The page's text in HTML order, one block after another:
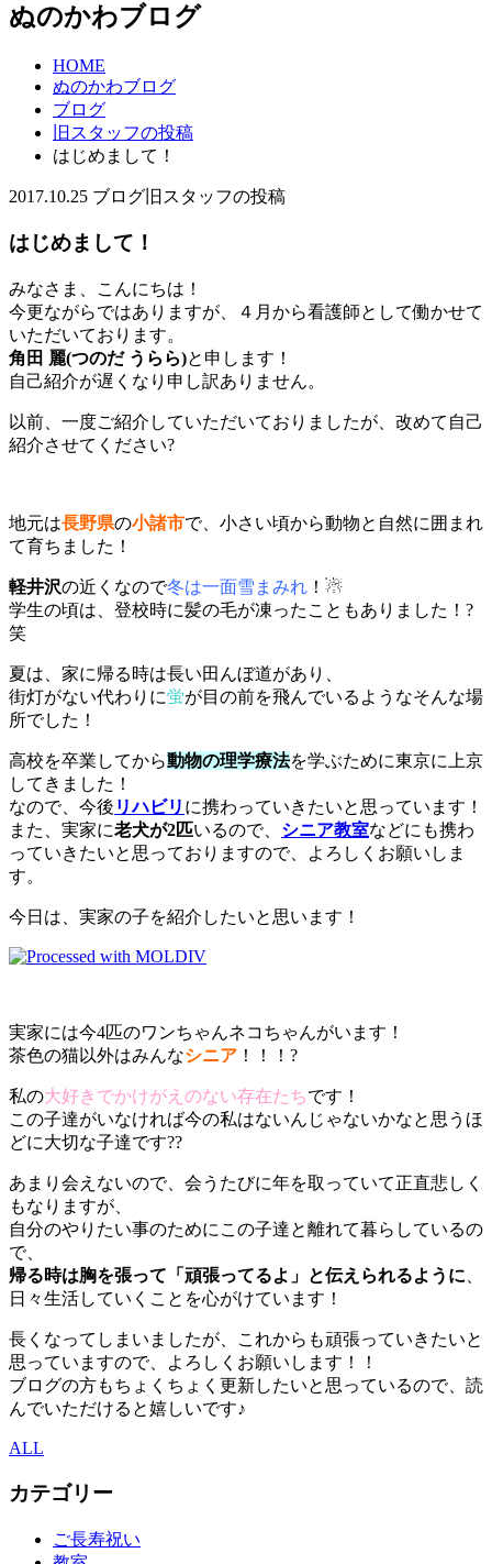
ぬのかわブログ
HOME
ぬのかわブログ
ブログ
旧スタッフの投稿
はじめまして！
2017.10.25 ブログ 旧スタッフの投稿
はじめまして！
みなさま、こんにちは！
今更ながらではありますが、４月から看護師として働かせて
いただいております。
角田 麗(つのだ うらら)と申します！
自己紹介が遅くなり申し訳ありません。
以前、一度ご紹介していただいておりましたが、改めて自己
紹介させてください?
地元は長野県の小諸市で、小さい頃から動物と自然に囲まれ
て育ちました！
軽井沢の近くなので冬は一面雪まみれ ！☃
学生の頃は、登校時に髪の毛が凍ったこともありました！?
笑
夏は、家に帰る時は長い田んぼ道があり、
街灯がない代わりに蛍が目の前を飛んでいるようなそんな場
所でした！
高校を卒業してから動物の理学療法を学ぶために東京に上京
してきました！
なので、今後 リハビリ に携わっていきたいと思っています！
また、実家に老犬が2匹いるので、 シニア教室などにも携わ
っていきたいと思っておりますので、よろしくお願いしま
す。
今日は、実家の子を紹介したいと思います！
実家には今4匹のワンちゃんネコちゃんがいます！
茶色の猫以外はみんなシニア ！！！?
私の大好きでかけがえのない存在たちです！
この子達がいなければ今の私はないんじゃないかなと思うほ
どに大切な子達です??
あまり会えないので、会うたびに年を取っていて正直悲しく
もなりますが、
自分のやりたい事のためにこの子達と離れて暮らしているの
で、
帰る時は胸を張って「頑張ってるよ」と伝えられるように
日々生活していくことを心がけています！
長くなってしまいましたが、これからも頑張っていきたいと
思っていますので、よろしくお願いします！！
ブログの方もちょくちょく更新したいと思っているので、読
んでいただけると嬉しいです♪
ALL
カテゴリー
ご長寿祝い